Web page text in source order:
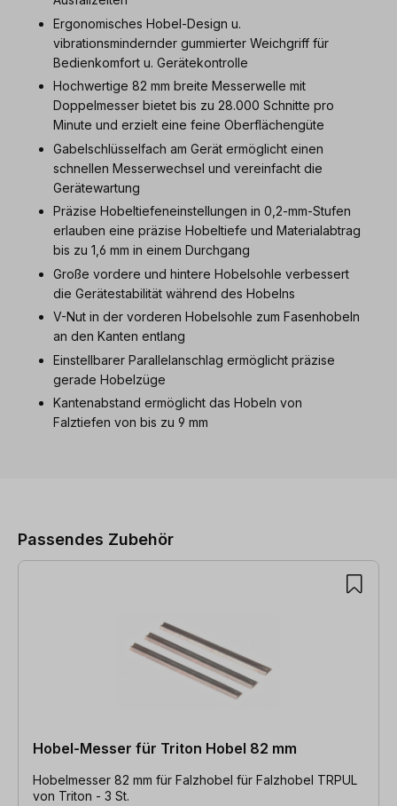
Ergonomisches Hobel-Design u.
vibrationsmindernder gummierter Weichgriff für
Bedienkomfort u. Gerätekontrolle
Hochwertige 82 mm breite Messerwelle mit
Doppelmesser bietet bis zu 28.000 Schnitte pro
Minute und erzielt eine feine Oberflächengüte
Gabelschlüsselfach am Gerät ermöglicht einen
schnellen Messerwechsel und vereinfacht die
Gerätewartung
Präzise Hobeltiefeneinstellungen in 0,2-mm-Stufen
erlauben eine präzise Hobeltiefe und Materialabtrag
bis zu 1,6 mm in einem Durchgang
Große vordere und hintere Hobelsohle verbessert
die Gerätestabilität während des Hobelns
V-Nut in der vorderen Hobelsohle zum Fasenhobeln
an den Kanten entlang
Einstellbarer Parallelanschlag ermöglicht präzise
gerade Hobelzüge
Kantenabstand ermöglicht das Hobeln von
Falztiefen von bis zu 9 mm
Passendes Zubehör
Hobel-Messer für Triton Hobel 82 mm
Hobelmesser 82 mm für Falzhobel für Falzhobel TRPUL
von Triton - 3 St.